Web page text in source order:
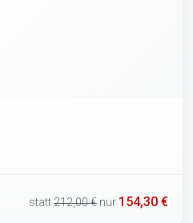
statt212,00 € nur 154,30 €